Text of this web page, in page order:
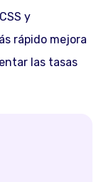
y
rápido mejora
las tasas